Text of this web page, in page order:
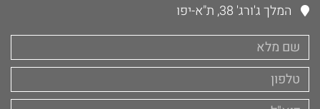
המלך ג'ורג' 38, ת"א-יפו